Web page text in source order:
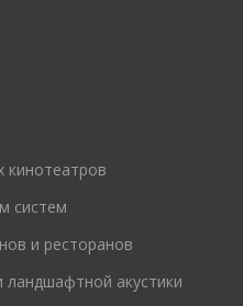
кинотеатров
систем
и ресторанов
ландшафтной акустики